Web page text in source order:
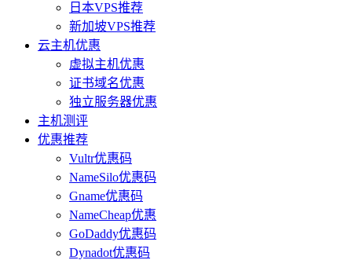
日本VPS推荐
新加坡VPS推荐
云主机优惠
虚拟主机优惠
证书域名优惠
独立服务器优惠
主机测评
优惠推荐
Vultr优惠码
NameSilo优惠码
Gname优惠码
NameCheap优惠
GoDaddy优惠码
Dynadot优惠码